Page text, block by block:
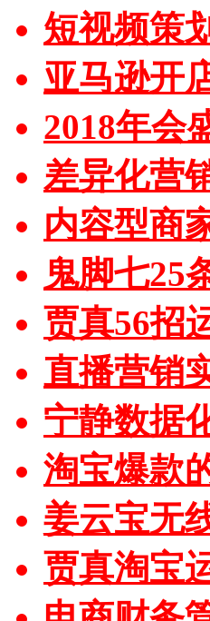
短视频策
亚马逊开
2018年会
差异化营
内容型商
鬼脚七25
贾真56招
直播营销
宁静数据
淘宝爆款
姜云宝无
贾真淘宝